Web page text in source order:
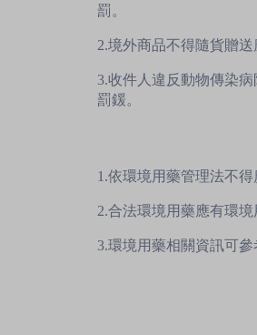
罰。
2.境外商品不得隨貨贈送
3.收件人違反動物傳染
罰鍰。
1.依環境用藥管理法不
2.合法環境用藥應有環
3.環境用藥相關資訊可